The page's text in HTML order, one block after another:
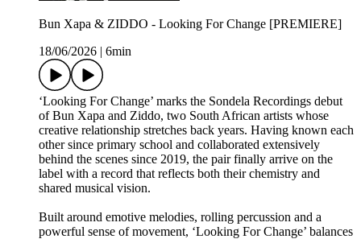
Bun Xapa & ZIDDO - Looking For Change [PREMIERE]
18/06/2026
6min
‘Looking For Change’ marks the Sondela Recordings debut
of Bun Xapa and Ziddo, two South African artists whose
creative relationship stretches back years. Having known each
other since primary school and collaborated extensively
behind the scenes since 2019, the pair finally arrive on the
label with a record that reflects both their chemistry and
shared musical vision.
Built around emotive melodies, rolling percussion and a
powerful sense of movement, ‘Looking For Change’ balances